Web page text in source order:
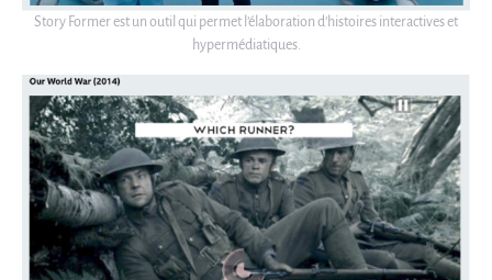
Story Former est un outil qui permet l’élaboration d’histoires interactives et
hypermédiatiques.